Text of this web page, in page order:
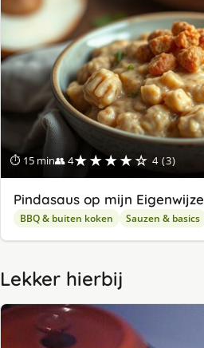
⏱ 15 min👥 4★★★★☆ 4 (3)
Pindasaus op mijn Eigenwijze
BBQ & buiten koken Sauzen & basics
Lekker hierbij